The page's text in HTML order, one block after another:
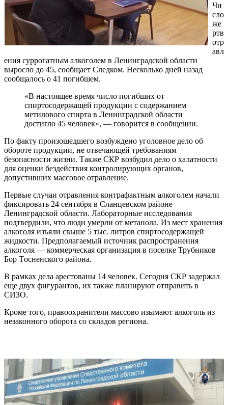
Чи
сло
же
ртв
отр
авл
ения суррогатным алкоголем в Ленинградской области
выросло до 45, сообщает Следком. Несколько дней назад
сообщалось о 41 погибшем.
«В настоящее время число погибших от
спиртосодержащей продукции с содержанием
метилового спирта в Ленинградской области
достигло 45 человек», — говорится в сообщении.
По факту произошедшего возбуждено уголовное дело об
обороте продукции, не отвечающей требованиям
безопасности жизни. Также СКР возбудил дело о халатности
для оценки бездействия контролирующих органов,
допустивших массовое отравление.
Первые случаи отравления контрафактным алкоголем начали
фиксировать 24 сентября в Сланцевском районе
Ленинградской области. Лабораторные исследования
подтвердили, что люди умерли от метанола. Из мест хранения
алкоголя изъяли свыше 5 тыс. литров спиртосодержащей
жидкости. Предполагаемый источник распространения
алкоголя — коммерческая организация в поселке Трубников
Бор Тoсненского района.
В рамках дела арестованы 14 человек. Сегодня СКР задержал
еще двух фигурантов, их также планируют отправить в
СИЗО.
Кроме того, правоохранители массово изымают алкоголь из
незаконного оборота со складов региона.